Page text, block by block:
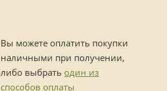
Вы можете оплатить покупки
наличными при получении,
либо выбрать один из
способов оплаты